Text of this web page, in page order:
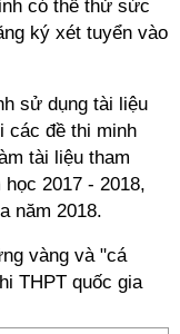
có thể thử sức
ký xét tuyển vào
sử dụng tài liệu
các đề thi minh
tài liệu tham
2017 - 2018,
năm 2018.
vàng và "cá
THPT quốc gia